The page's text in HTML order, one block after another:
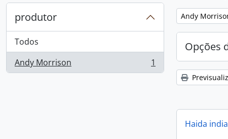
produtor
Todos
Andy Morrison
, 1 resultados 1
Remove filter:
Andy
Opções
Haida